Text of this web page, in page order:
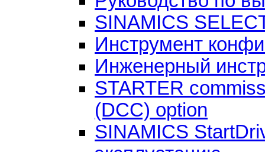
SINAMICS
Инструмент
Инженерный
STARTER
(DCC) option
SINAMICS